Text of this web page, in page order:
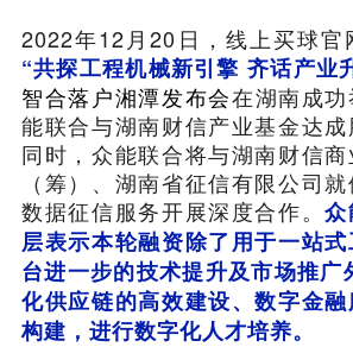
2022年12月20日，线上买球官
“共探工程机械新引擎 齐话产业
智合落户湘潭发布会在湖南成
能联合与湖南财信产业基金达成
同时，众能联合将与湖南财信
（筹）、湖南省征信有限公司
数据征信服务开展深度合作。
层表示本轮融资除了用于一站
台进一步的技术提升及市场推广
化供应链的高效建设、数字金
构建，进行数字化人才培养。